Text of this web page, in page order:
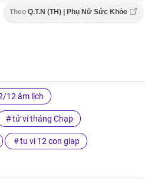
Theo Q.T.N (TH) | Phụ Nữ Sức Khỏe
12 âm lịch
tử vi tháng Chạp
tu vi 12 con giap